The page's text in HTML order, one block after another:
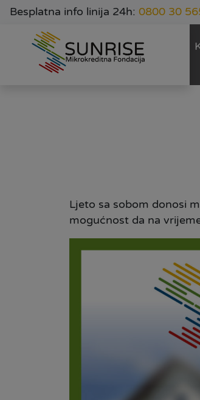
Besplatna info linija 24h: 0800 30
Ljeto sa sobom donosi
mogućnost da na